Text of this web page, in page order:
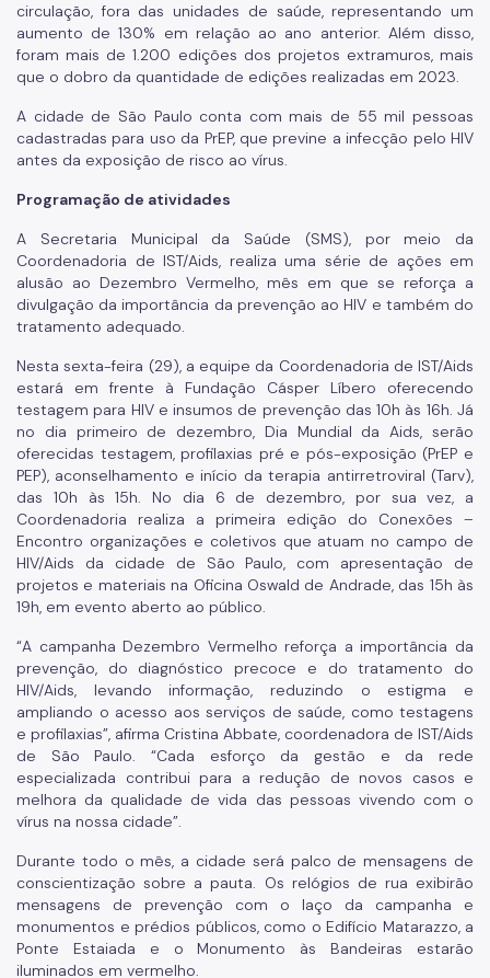
circulação, fora das unidades de saúde, representando um
aumento de 130% em relação ao ano anterior. Além disso,
foram mais de 1.200 edições dos projetos extramuros, mais
que o dobro da quantidade de edições realizadas em 2023.
A cidade de São Paulo conta com mais de 55 mil pessoas
cadastradas para uso da PrEP, que previne a infecção pelo HIV
antes da exposição de risco ao vírus.
Programação de atividades
A Secretaria Municipal da Saúde (SMS), por meio da
Coordenadoria de IST/Aids, realiza uma série de ações em
alusão ao Dezembro Vermelho, mês em que se reforça a
divulgação da importância da prevenção ao HIV e também do
tratamento adequado.
Nesta sexta-feira (29), a equipe da Coordenadoria de IST/Aids
estará em frente à Fundação Cásper Líbero oferecendo
testagem para HIV e insumos de prevenção das 10h às 16h. Já
no dia primeiro de dezembro, Dia Mundial da Aids, serão
oferecidas testagem, profilaxias pré e pós-exposição (PrEP e
PEP), aconselhamento e início da terapia antirretroviral (Tarv),
das 10h às 15h. No dia 6 de dezembro, por sua vez, a
Coordenadoria realiza a primeira edição do Conexões –
Encontro organizações e coletivos que atuam no campo de
HIV/Aids da cidade de São Paulo, com apresentação de
projetos e materiais na Oficina Oswald de Andrade, das 15h às
19h, em evento aberto ao público.
“A campanha Dezembro Vermelho reforça a importância da
prevenção, do diagnóstico precoce e do tratamento do
HIV/Aids, levando informação, reduzindo o estigma e
ampliando o acesso aos serviços de saúde, como testagens
e profilaxias”, afirma Cristina Abbate, coordenadora de IST/Aids
de São Paulo. “Cada esforço da gestão e da rede
especializada contribui para a redução de novos casos e
melhora da qualidade de vida das pessoas vivendo com o
vírus na nossa cidade”.
Durante todo o mês, a cidade será palco de mensagens de
conscientização sobre a pauta. Os relógios de rua exibirão
mensagens de prevenção com o laço da campanha e
monumentos e prédios públicos, como o Edifício Matarazzo, a
Ponte Estaiada e o Monumento às Bandeiras estarão
iluminados em vermelho.